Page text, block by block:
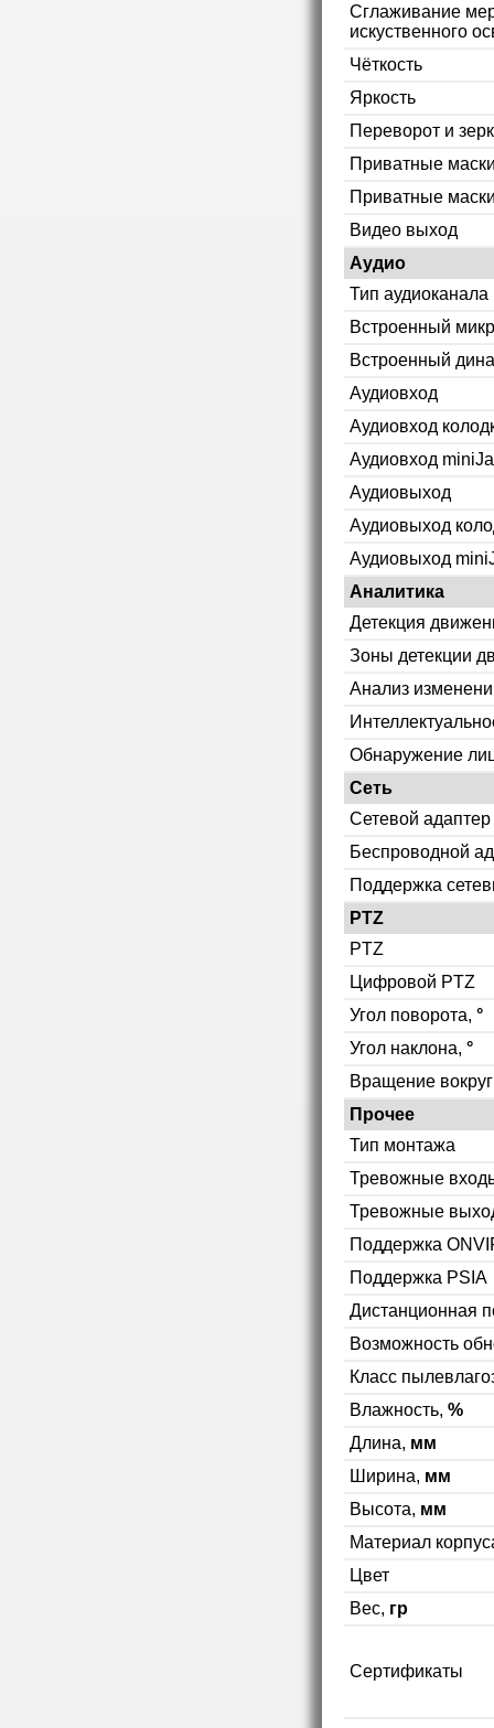
Сглаживание
искуственного
Чёткость
Яркость
Переворот и
Приватные
Приватные
Видео выход
Аудио
Тип аудиоканала
Встроенный
Встроенный
Аудиовход
Аудиовход
Аудиовход
Аудиовыход
Аудиовыход
Аудиовыход
Аналитика
Детекция
Зоны детекции
Анализ
Обнаружение
Сеть
Сетевой адаптер
Беспроводной
Поддержка
PTZ
PTZ
Цифровой PTZ
Угол поворота, °
Угол наклона, °
Вращение
Прочее
Тип монтажа
Тревожные
Тревожные
Поддержка
Поддержка PSIA
Дистанционная
Возможность
Класс
Влажность, %
Длина, мм
Ширина, мм
Высота, мм
Материал
Цвет
Вес, гр
Сертификаты